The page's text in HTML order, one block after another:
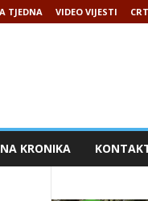
TJEDNA VIDEO VIJESTI
KRONIKA